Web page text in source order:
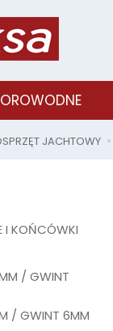
JACHTOWY
I KOŃCÓWKI
/ GWINT
/ GWINT 6MM